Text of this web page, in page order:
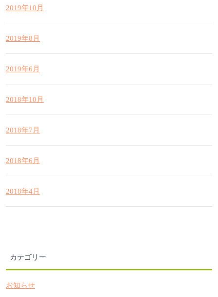
2019年10月
2019年8月
2019年6月
2018年10月
2018年7月
2018年6月
2018年4月
カテゴリー
お知らせ